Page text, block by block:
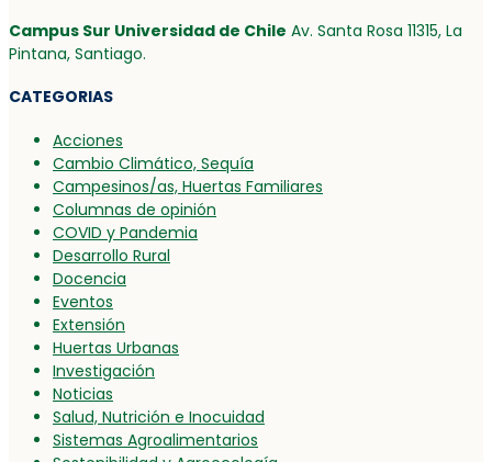
Campus Sur Universidad de Chile Av. Santa Rosa 11315, La
Pintana, Santiago.
CATEGORIAS
Acciones
Cambio Climático, Sequía
Campesinos/as, Huertas Familiares
Columnas de opinión
COVID y Pandemia
Desarrollo Rural
Docencia
Eventos
Extensión
Huertas Urbanas
Investigación
Noticias
Salud, Nutrición e Inocuidad
Sistemas Agroalimentarios